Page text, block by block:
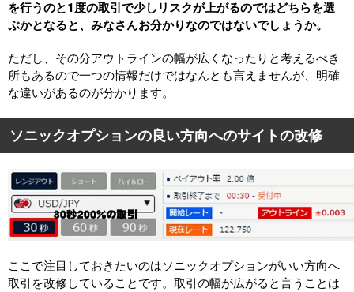
を行うのと1度の取引で少しリスクが上がるのではどちらを選
ぶかとなると、みなさんお分かりなのではないでしょうか。
ただし、その分アウトラインの幅が広くなったりと考えるべき
所もあるので一つの情報だけではなんとも言えませんが、明確
な違いがあるのが分かります。
ソニックオプションの良い方向へのサイトの改修
ここで注目しておきたいのはソニックオプションがいい方向へ
取引を改修していることです。取引の幅が広がると言うことは